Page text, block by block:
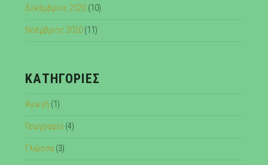
Δεκέμβριος 2020(10)
Νοέμβριος 2020(11)
KΑΤΗΓΟΡΊΕΣ
Αγωγή (1)
Γεωγραφία(4)
Γλώσσα(3)